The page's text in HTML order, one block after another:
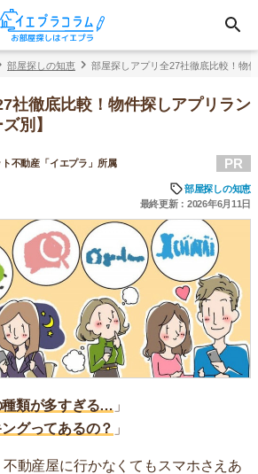
部屋探しの知恵 部屋探しアプリ全27社徹底比較！物
社徹底比較！物件探しアプリラン
別】
不動産「イエプラ」所属 PR
部屋探しの知恵
最終更新：2026年6月11日
種類が多すぎる… 」
グってあるの？ 」
動産屋に行かなくてもスマホさえあ